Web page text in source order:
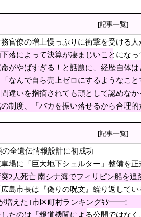
」→「誇らしい！」
も「目を閉じて無視」して居座られました。
ぎる！と話題に、経歴自体は
増で好調を維持」
鎮、マコール議員が表明！
大地下シェルター」整備を正
増へ 人事院の勧告を受け
せる材料にするのか」
」中国政府「高速道路封鎖！」中国ダム「緊急
ら売上ゼロにするようなこと
家CJ ENMに何が起きた？
後でお金を払えば許されると思った」[8/7]
[記事一覧]
官僚の増上慢っぷりに衝撃を受ける
落によって決算が凄まじいことになっ
がやばすぎる！と話題に、経歴自体
なんで自ら売上ゼロにするようなこ
違いを指摘されても頑として認めな
制度、「バカを振い落せるから合理
[記事一覧]
全遺伝情報設計に初成功
場に「巨大地下シェルター」整備を正
2人死亡 南シナ海でフィリピン船を追
島市長は『偽りの呪文』繰り返してい
増えた｣市区町村ランキングｷﾀ━━!
たのは「報道機関による公開ではな